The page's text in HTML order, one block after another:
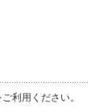
利用ください。